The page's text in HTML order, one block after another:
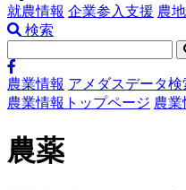
就農情報 企業参入支援 農
検索
農業情報 アメダスデータ検
農業情報トップページ 農業
農薬